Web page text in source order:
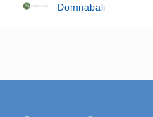
Domnabali